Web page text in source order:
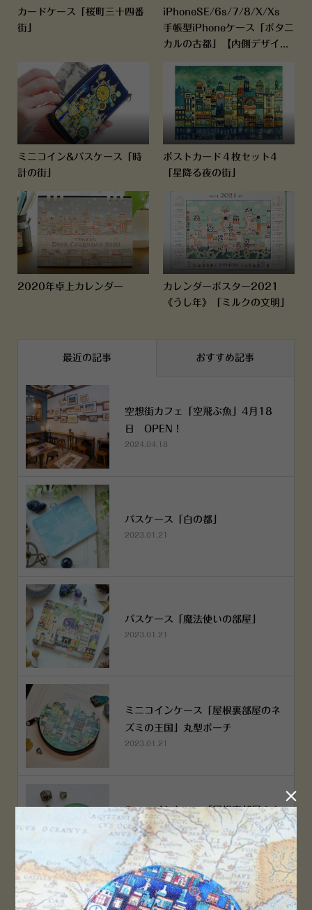
カードケース「桜町三十四番
街」
iPhoneSE/6s/7/8/X/Xs
手帳型iPhoneケース「ボタニ
カルの古都」【内側デザイ...
ミニコイン&パスケース「時
計の街」
ポストカード４枚セット4
「星降る夜の街」
2020年卓上カレンダー
カレンダーポスター2021
《うし年》「ミルクの文明」
最近の記事 おすすめ記事
空想街カフェ「空飛ぶ魚」4月18
日 OPEN！
2024.04.18
パスケース「白の都」
2023.01.21
パスケース「魔法使いの部屋」
2023.01.21
ミニコインケース「屋根裏部屋のネ
ズミの王国」丸型ポーチ
2023.01.21
ミニコインケース「屋根裏部屋のネ
ズミの王国」丸型ポーチ
2023.01.21
